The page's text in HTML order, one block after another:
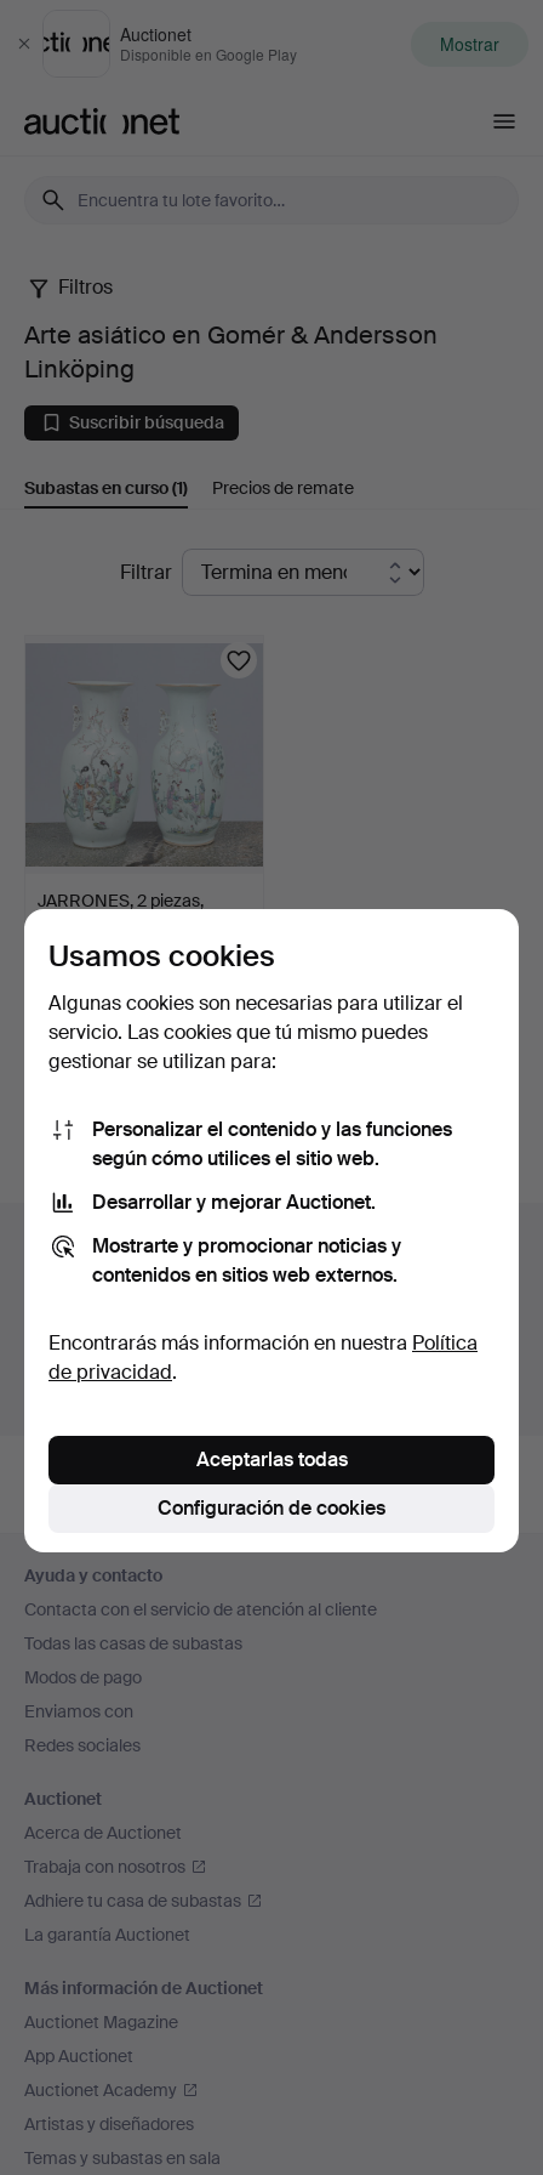
Cerrar
Auctionet
Disponible en Google Play Mostrar
Arte
asiático
en
Gomér
Andersson
Linköping
Filtros
Arte asiático en Gomér & Andersson
Linköping
Suscribir búsqueda
Subastas en curso(1) Precios de remate
SubastasFiltrar
JARRONES, 2 piezas,
1 día
32 USD
Suscribir búsqueda
También puedes buscar ennuestro archivo de
subastas concluidas .
Lotes en Suecia
Estás viendo únicamente los lotes en Suecia.
para todas nuestras piezas.
Navegación
en
el
pie
de
página
Ayuda y contacto
Contacta con el servicio de atención al cliente
Todas las casas de subastas
Modos de pago
Enviamos con
Redes sociales
Auctionet
Acerca de Auctionet
Trabaja con nosotros
Adhiere tu casa de subastas
La garantía Auctionet
Más información de Auctionet
Auctionet Magazine
App Auctionet
Auctionet Academy
Artistas y diseñadores
Temas y subastas en sala
Usamos cookies
Algunas cookies son necesarias para utilizar el
servicio. Las cookies que tú mismo puedes
gestionar se utilizan para:
Personalizar el contenido y las funciones
según cómo utilices el sitio web.
Desarrollar y mejorar Auctionet.
Mostrarte y promocionar noticias y
contenidos en sitios web externos.
Encontrarás más información en nuestra Política
de privacidad.
Configuración de cookies
Aceptarlas todas